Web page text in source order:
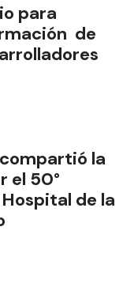
para
de
la
el 50°
de la